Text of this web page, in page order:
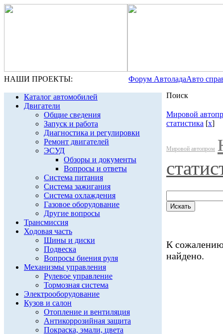
НАШИ ПРОЕКТЫ: Форум АвтоладаАвто
Каталог автомобилей
Двигатели
Общие сведения
Запуск и работа
Диагностика и регулировки
Ремонт двигателей
ЭСУД
Обзоры и документы
Вопросы и ответы
Система питания
Система зажигания
Система охлаждения
Газовое оборудование
Другие вопросы
Трансмиссия
Ходовая часть
Шины и диски
Подвеска
Вопросы биения руля
Механизмы управления
Рулевое управление
Тормозная система
Электрооборудование
Кузов и салон
Отопление и вентиляция
Антикоррозийная защита
Покраска, эмали, цвета
Поиск
Мировой
статистика [x]
Мировой автопром
К
найдено.